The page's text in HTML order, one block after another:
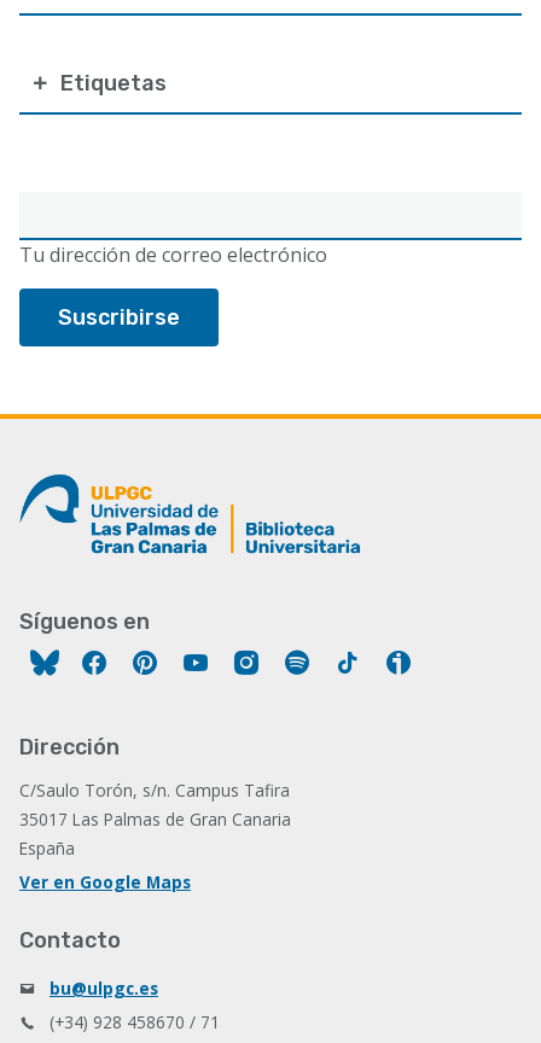
electrónico
Tu dirección de correo electrónico
Etiquetas
Síguenos en
FacebookPinterestYouTubeInstagram
Spotify Tiktok
Dirección
C/Saulo Torón, s/n. Campus Tafira
35017 Las Palmas de Gran Canaria
España
Ver en Google Maps
Contacto
bu@ulpgc.es
(+34) 928 458670 / 71